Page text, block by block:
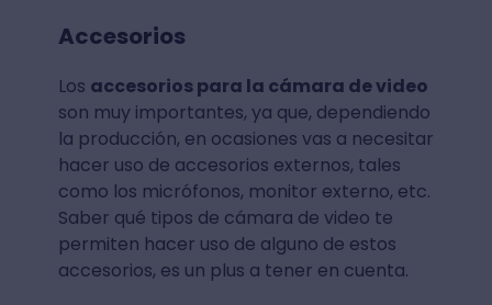
Accesorios
Los accesorios para la cámara de video
son muy importantes, ya que, dependiendo
la producción, en ocasiones vas a necesitar
hacer uso de accesorios externos, tales
como los micrófonos, monitor externo, etc.
Saber qué tipos de cámara de video te
permiten hacer uso de alguno de estos
accesorios, es un plus a tener en cuenta.